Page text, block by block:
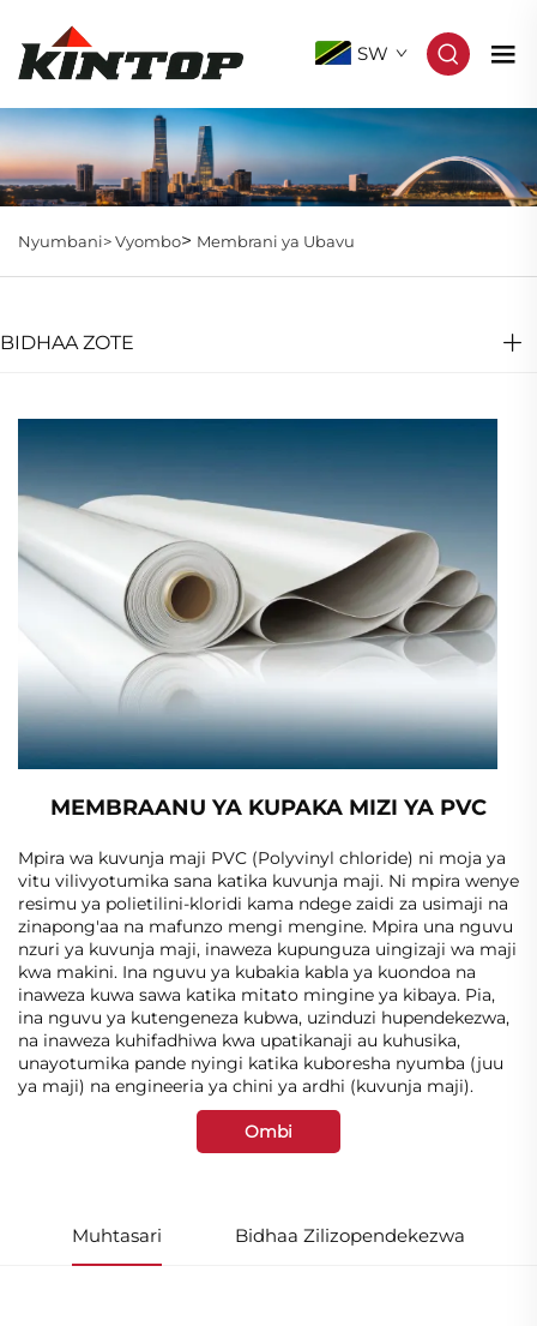
SW
Nyumbani>Vyombo> Membrani ya Ubavu
BIDHAA ZOTE
MEMBRAANU YA KUPAKA MIZI YA PVC
Mpira wa kuvunja maji PVC (Polyvinyl chloride) ni moja ya
vitu vilivyotumika sana katika kuvunja maji. Ni mpira wenye
resimu ya polietilini-kloridi kama ndege zaidi za usimaji na
zinapong'aa na mafunzo mengi mengine. Mpira una nguvu
nzuri ya kuvunja maji, inaweza kupunguza uingizaji wa maji
kwa makini. Ina nguvu ya kubakia kabla ya kuondoa na
inaweza kuwa sawa katika mitato mingine ya kibaya. Pia,
ina nguvu ya kutengeneza kubwa, uzinduzi hupendekezwa,
na inaweza kuhifadhiwa kwa upatikanaji au kuhusika,
unayotumika pande nyingi katika kuboresha nyumba (juu
ya maji) na engineeria ya chini ya ardhi (kuvunja maji).
Ombi
Muhtasari Bidhaa Zilizopendekezwa